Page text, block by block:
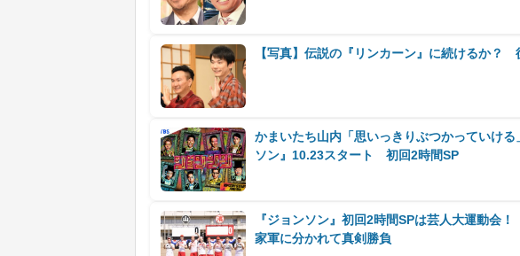
【写真】伝説の『リンカーン』に続けるか？
かまいたち山内「思いっきりぶつかっていけ
ソン』10.23スタート 初回2時間SP
『ジョンソン』初回2時間SPは芸人大運動会
家軍に分かれて真剣勝負